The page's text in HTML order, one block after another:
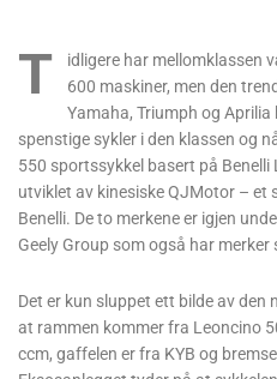
T
idligere har mellomklassen
600 maskiner, men den
Yamaha, Triumph og
spenstige sykler i den klassen og
550 sportssykkel basert på Benelli
utviklet av kinesiske QJMotor – et
Benelli. De to merkene er igjen
Geely Group som også har
Det er kun sluppet ett bilde av den
at rammen kommer fra Leoncino
ccm, gaffelen er fra KYB og